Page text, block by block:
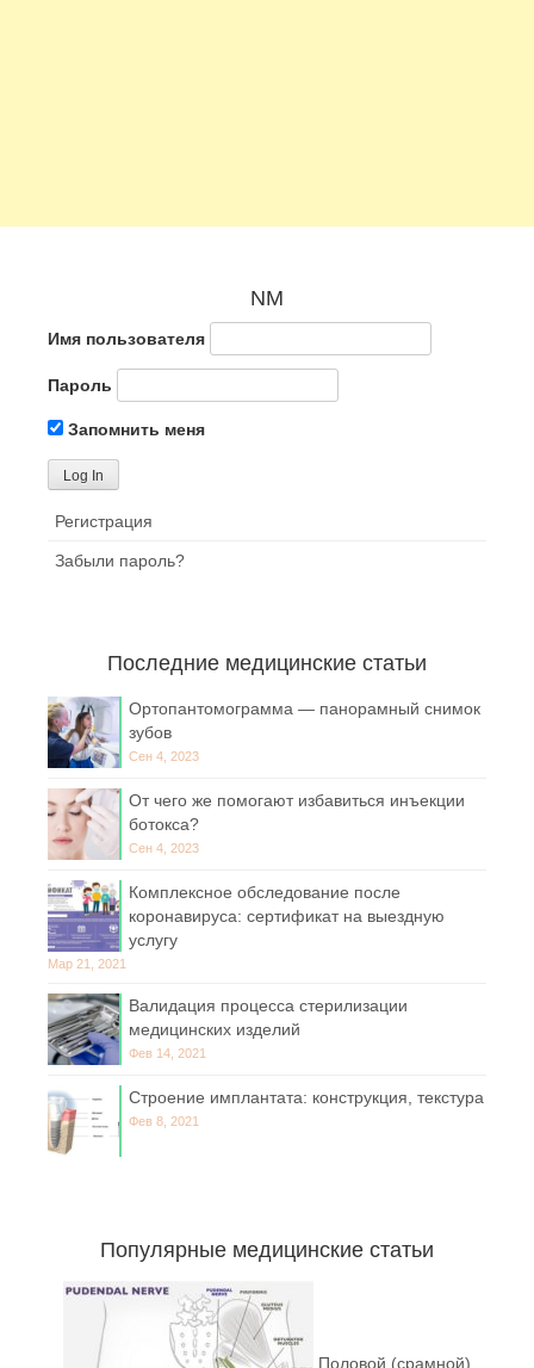
NM
Имя пользователя
Пароль
Запомнить меня
Регистрация
Забыли пароль?
Последние медицинские статьи
Ортопантомограмма — панорамный снимок
зубов
Сен 4, 2023
От чего же помогают избавиться инъекции
ботокса?
Сен 4, 2023
Комплексное обследование после
коронавируса: сертификат на выездную
услугу
Мар 21, 2021
Валидация процесса стерилизации
медицинских изделий
Фев 14, 2021
Строение имплантата: конструкция, текстура
Фев 8, 2021
Популярные медицинские статьи
Половой (срамной)